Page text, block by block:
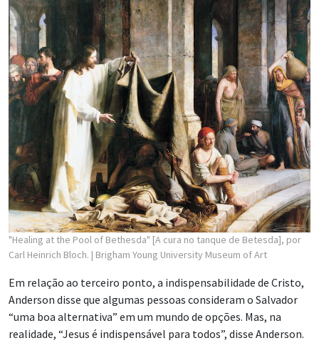
"Healing at the Pool of Bethesda" [A cura no tanque de Betesda], por
Carl Heinrich Bloch. | Brigham Young University Museum of Art
Em relação ao terceiro ponto, a indispensabilidade de Cristo,
Anderson disse que algumas pessoas consideram o Salvador
“uma boa alternativa” em um mundo de opções. Mas, na
realidade, “Jesus é indispensável para todos”, disse Anderson.